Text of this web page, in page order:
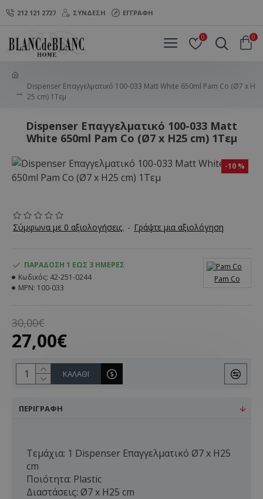
212 121 2727 ΣΎΝΔΕΣΗ ΕΓΓΡΑΦΉ
0 0
Dispenser Επαγγελματικό 100-033 Matt White 650ml Pam Co (Ø7 x H
25 cm) 1Τεμ
Dispenser Επαγγελματικό 100-033 Matt
White 650ml Pam Co (Ø7 x H25 cm) 1Τεμ
-10 %
Σύμφωνα με 0 αξιολογήσεις. - Γράψτε μια αξιολόγηση
27,00€
30,00€
ΠΑΡΆΔΟΣΗ 1 ΈΩΣ 3 ΗΜΈΡΕΣ
Κωδικός: 42-251-0244
MPN: 100-033
Pam Co
ΚΑΛΆΘΙ
ΠΕΡΙΓΡΑΦΉ
Τεμάχια: 1 Dispenser Επαγγελματικό Ø7 x H25
cm
Ποιότητα: Plastic
Διαστάσεις: Ø7 x H25 cm